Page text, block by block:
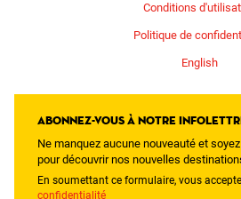
Conditions
Politique de
English
Abonnez-vous à notre
Ne manquez aucune nouveauté et
pour découvrir nos nouvelles
En soumettant ce formulaire, vous
confidentialité